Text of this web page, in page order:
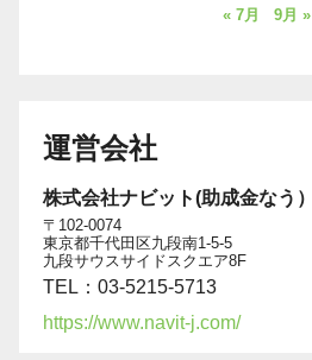
« 7月 9月 »
運営会社
株式会社ナビット(助成金なう）
〒102-0074
東京都千代田区九段南1-5-5
九段サウスサイドスクエア8F
TEL：03-5215-5713
https://www.navit-j.com/